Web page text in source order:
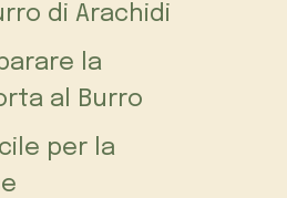
di Arachidi
la
al Burro
per la